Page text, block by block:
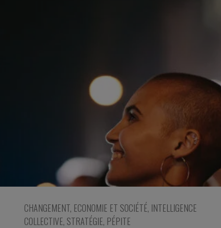
CHANGEMENT, ECONOMIE ET SOCIÉTÉ, INTELLIGENCE
COLLECTIVE, STRATÉGIE, PÉPITE